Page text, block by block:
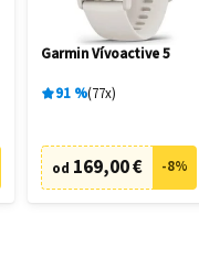
Garmin Vívoactive 5
91 % 77x
od 169,00 € -8%